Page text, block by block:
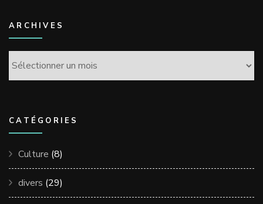
ARCHIVES
Archives
CATÉGORIES
Culture (8)
divers (29)